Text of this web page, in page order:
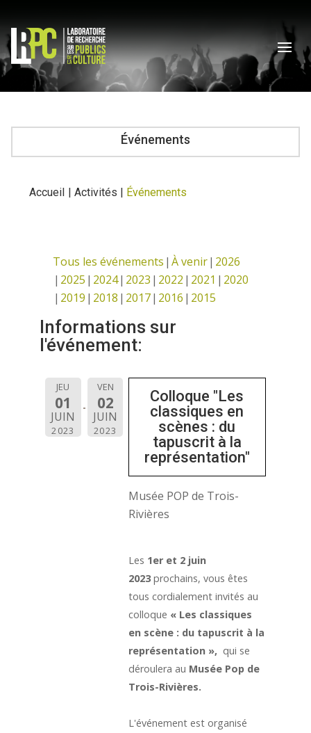
Événements
Accueil | Activités | Événements
Tous les événements À venir 2026
2025 2024 2023 2022 2021
2020
2019 2018 2017 2016 2015
Informations sur
l'événement:
JEU
01
JUIN
2023
VEN
02
JUIN
2023
Colloque "Les
classiques en
scènes : du
tapuscrit à la
représentation"
Musée POP de Trois-
Rivières
Les 1er et 2 juin
2023prochains, vous êtes
tous cordialement invités au
colloque « Les classiques
en scène : du tapuscrit à la
représentation », qui se
déroulera au Musée Pop de
Trois-Rivières.
L'événement est organisé